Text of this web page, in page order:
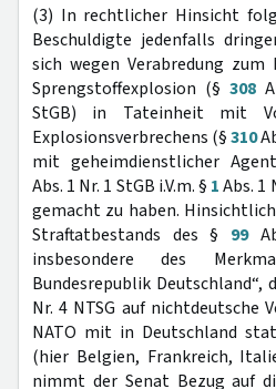
(3) In rechtlicher Hinsicht
Beschuldigte jedenfalls
sich wegen Verabredung zum
Sprengstoffexplosion (§ 308
StGB) in Tateinheit mit
Explosionsverbrechens (§310
mit geheimdienstlicher
Abs. 1 Nr. 1 StGB i.V.m. § 1Abs. 1
gemacht zu haben.
Straftatbestands des § 99
insbesondere des
Bundesrepublik Deutschland“,
Nr. 4 NTSG auf nichtdeutsche
NATO mit in Deutschland
(hier Belgien, Frankreich,
nimmt der Senat Bezug auf